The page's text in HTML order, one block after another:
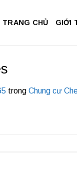
TRANG CHỦ GIỚI
trong Chung cư